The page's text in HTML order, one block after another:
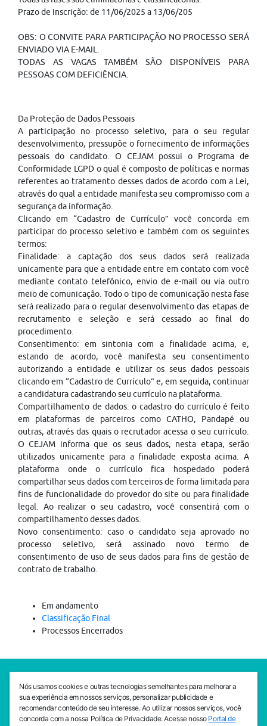
Prazo de Inscrição: de 11/06/2025 a 13/06/205
OBS: O CONVITE PARA PARTICIPAÇÃO NO PROCESSO SERÁ
ENVIADO VIA E-MAIL.
TODAS AS VAGAS TAMBÉM SÃO DISPONÍVEIS PARA
PESSOAS COM DEFICIÊNCIA.
Da Proteção de Dados Pessoais
A participação no processo seletivo, para o seu regular
desenvolvimento, pressupõe o fornecimento de informações
pessoais do candidato. O CEJAM possui o Programa de
Conformidade LGPD o qual é composto de políticas e normas
referentes ao tratamento desses dados de acordo com a Lei,
através do qual a entidade manifesta seu compromisso com a
segurança da informação.
Clicando em “Cadastro de Currículo” você concorda em
participar do processo seletivo e também com os seguintes
termos:
Finalidade: a captação dos seus dados será realizada
unicamente para que a entidade entre em contato com você
mediante contato telefônico, envio de e-mail ou via outro
meio de comunicação. Todo o tipo de comunicação nesta fase
será realizado para o regular desenvolvimento das etapas de
recrutamento e seleção e será cessado ao final do
procedimento.
Consentimento: em sintonia com a finalidade acima, e,
estando de acordo, você manifesta seu consentimento
autorizando a entidade e utilizar os seus dados pessoais
clicando em “Cadastro de Currículo” e, em seguida, continuar
a candidatura cadastrando seu currículo na plataforma.
Compartilhamento de dados: o cadastro do currículo é feito
em plataformas de parceiros como CATHO, Pandapé ou
outras, através das quais o recrutador acessa o seu currículo.
O CEJAM informa que os seus dados, nesta etapa, serão
utilizados unicamente para a finalidade exposta acima. A
plataforma onde o currículo fica hospedado poderá
compartilhar seus dados com terceiros de forma limitada para
fins de funcionalidade do provedor do site ou para finalidade
legal. Ao realizar o seu cadastro, você consentirá com o
compartilhamento desses dados.
Novo consentimento: caso o candidato seja aprovado no
processo seletivo, será assinado novo termo de
consentimento de uso de seus dados para fins de gestão de
contrato de trabalho.
Em andamento
Classificação Final
Processos Encerrados
SEDE CEJAM
Av. da Liberdade, 765, Liberdade, São Paulo, 01503-001
(11) 3469 - 1818
Nós usamos cookies e outras tecnologias semelhantes para melhorar a
sua experiência em nossos serviços, personalizar publicidade e
recomendar conteúdo de seu interesse. Ao utilizar nossos serviços, você
concorda com a nossa Política de Privacidade. Acesse nosso Portal de